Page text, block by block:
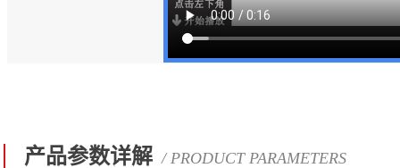
产品参数详解 / PRODUCT PARAMETERS